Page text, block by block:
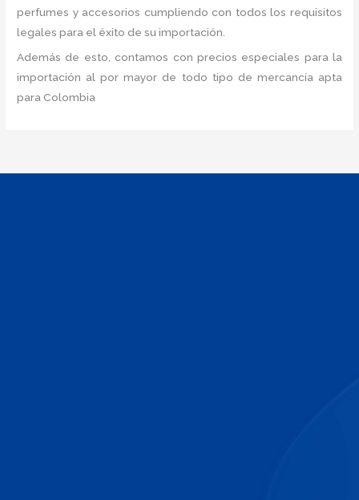
perfumes y accesorios cumpliendo con todos los requisitos
legales para el éxito de su importación.
Además de esto, contamos con precios especiales para la
importación al por mayor de todo tipo de mercancía apta
para Colombia